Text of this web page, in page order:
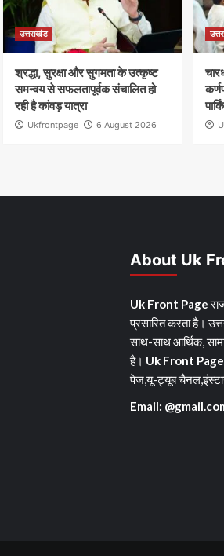
उत्तराखंड
श्रद्धा, सुरक्षा और सुगमता के उत्कृष्ट
समन्वय से सफलतापूर्वक संचालित हो
रही है कांवड़ यात्रा
Ukfrontpage 6 August 2026
About Uk
Uk Front Page
प्रसारित करता है।
साथ-साथ आर्थिक,
है। Uk Front Page
पेज,यू-ट्यूब
Email: